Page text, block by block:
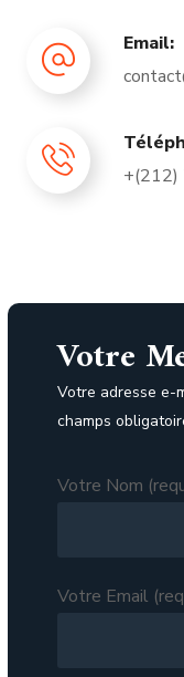
Email:
Votre
Votre adresse e-
champs
Votre Nom
Votre Email